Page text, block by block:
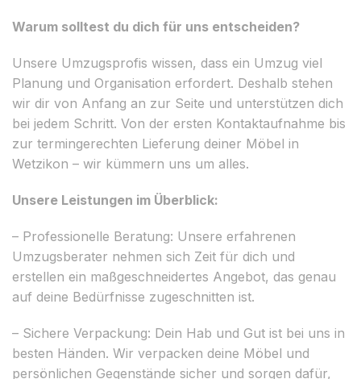
Warum solltest du dich für uns entscheiden?
Unsere Umzugsprofis wissen, dass ein Umzug viel
Planung und Organisation erfordert. Deshalb stehen
wir dir von Anfang an zur Seite und unterstützen dich
bei jedem Schritt. Von der ersten Kontaktaufnahme bis
zur termingerechten Lieferung deiner Möbel in
Wetzikon – wir kümmern uns um alles.
Unsere Leistungen im Überblick:
– Professionelle Beratung: Unsere erfahrenen
Umzugsberater nehmen sich Zeit für dich und
erstellen ein maßgeschneidertes Angebot, das genau
auf deine Bedürfnisse zugeschnitten ist.
– Sichere Verpackung: Dein Hab und Gut ist bei uns in
besten Händen. Wir verpacken deine Möbel und
persönlichen Gegenstände sicher und sorgen dafür,